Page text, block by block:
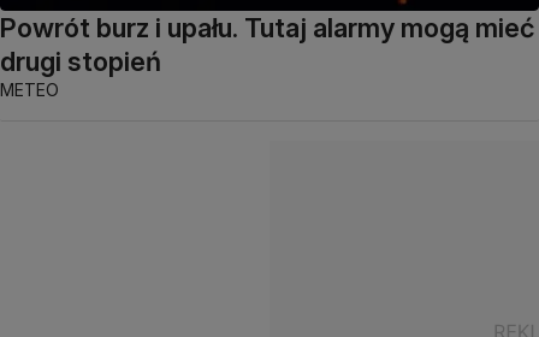
Powrót burz i upału. Tutaj alarmy mogą mieć
drugi stopień
METEO